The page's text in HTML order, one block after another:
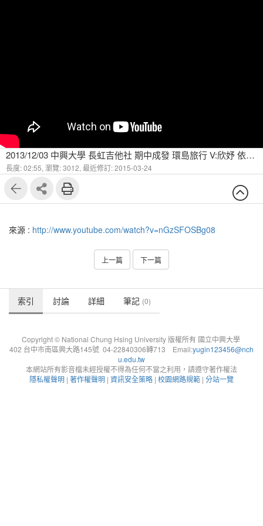
2013/12/03 中興大學 長虹吉他社 期中成發 環島旅行 V:欣妤 依璇 G:阿璇 大頭 D:彥淮
長度: 02:55, 瀏覽: 3012, 最近修訂: 2015-03-24
來源 : http://www.youtube.com/watch?v=nGzSFOSBg08
上一篇 下一篇
索引 討論 詳細 筆記 (0)
Copyright © National Chung Hsing University 版權所有 國立中興大學
402 台中市南區興大路145號 04-22840306轉713 Email:yugin123456@nch
u.edu.tw
本網站所有影音檔未經授權不得為任何不當之利用，請遵守著作權法
隱私權聲明 | 著作權聲明 | 資訊安全策略 | 校園網路規範 | 分站一覽